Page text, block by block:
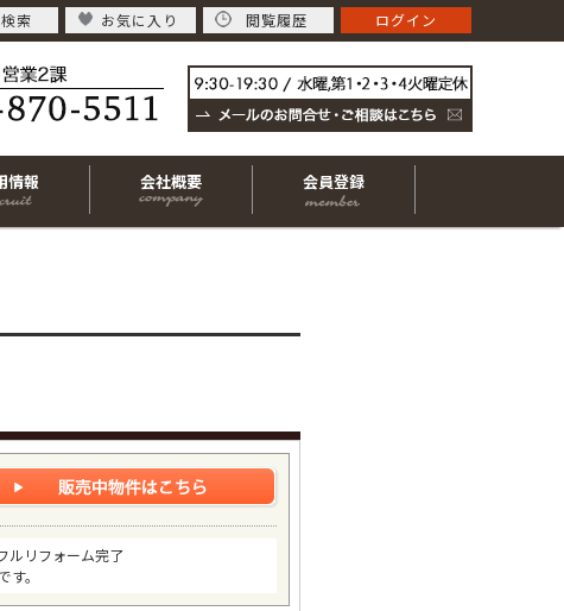
情報 会社概要 会員登録
ルリフォーム完了
。
索 お気に入り 閲覧履歴 ログイン